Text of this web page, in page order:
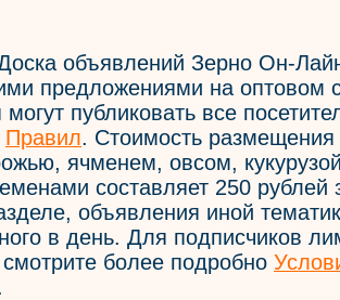
объявлений Зерно Он-
предложениями на оптовом
публиковать все
Правил. Стоимость
ячменем, овсом,
составляет 250 рублей
объявления иной
в день. Для подписчиков
более подробно